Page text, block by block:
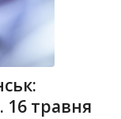
16 травня